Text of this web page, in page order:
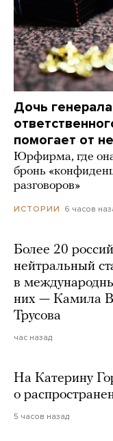
Дочь
помогает от
Юрфирма, где
бронь
разговоров»
ИСТОРИИ 6 часов
Более 20
нейтральный
в
них — Камила
Трусова
час назад
На Катерину
о
5 часов назад